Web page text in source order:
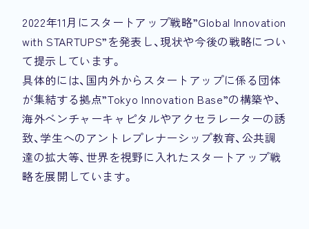
2022年11月にスタートアップ戦略”Global Innovation
with STARTUPS”を発表し、現状や今後の戦略につい
て提示しています。
具体的には、国内外からスタートアップに係る団体
が集結する拠点”Tokyo Innovation Base”の構築や、
海外ベンチャーキャピタルやアクセラレーターの誘
致、学生へのアントレプレナーシップ教育、公共調
達の拡大等、世界を視野に入れたスタートアップ戦
略を展開しています。